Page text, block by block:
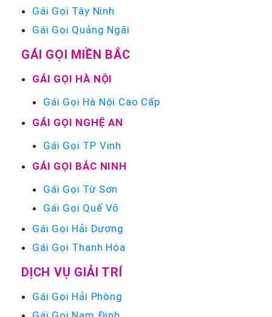
Gái Gọi Tây Ninh
Gái Gọi Quảng Ngãi
GÁI GỌI MIỀN BẮC
GÁI GỌI HÀ NỘI
Gái Gọi Hà Nội Cao Cấp
GÁI GỌI NGHỆ AN
Gái Gọi TP Vinh
GÁI GỌI BẮC NINH
Gái Gọi Từ Sơn
Gái Gọi Quế Võ
Gái Gọi Hải Dương
Gái Gọi Thanh Hóa
DỊCH VỤ GIẢI TRÍ
Gái Gọi Hải Phòng